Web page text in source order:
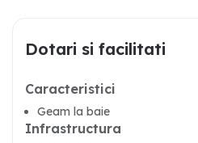
Dotari si facilitati
Caracteristici
Geam la baie
Infrastructura